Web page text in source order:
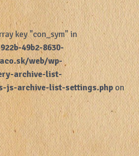
key "con_sym" in
49b2-8630-
web/wp-
archive-list-
js-archive-list-settings.phpon